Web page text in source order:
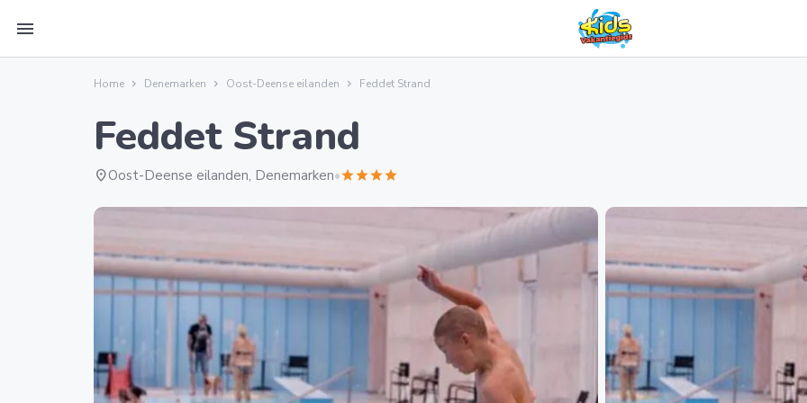
menu
Home Denemarken Oost-Deense eilanden Feddet Strand
Feddet Strand
location_onOost-Deense eilanden, Denemarken•starstarstarstar